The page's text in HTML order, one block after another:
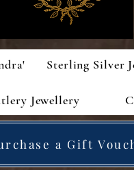
Sterling Silver
Jewellery
a Gift